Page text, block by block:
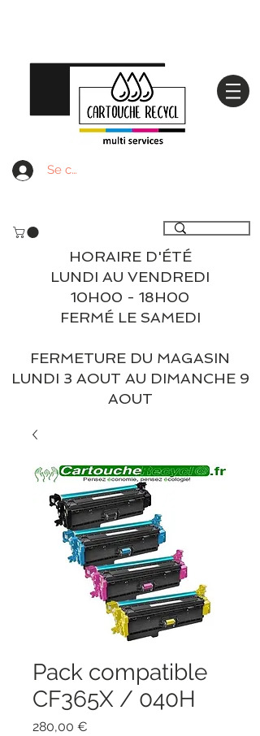
Se connecter
HORAIRE D'ÉTÉ
LUNDI AU VENDREDI
10H00 - 18H00
FERMÉ LE SAMEDI
FERMETURE DU MAGASIN
LUNDI 3 AOUT AU DIMANCHE 9
AOUT
Pack compatible
CF365X / 040H
280,00 €